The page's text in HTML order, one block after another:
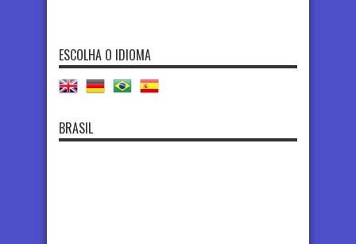
ESCOLHA O IDIOMA
BRASIL